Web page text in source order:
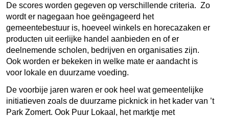
De scores worden gegeven op verschillende criteria. Zo
wordt er nagegaan hoe geëngageerd het
gemeentebestuur is, hoeveel winkels en horecazaken er
producten uit eerlijke handel aanbieden en of er
deelnemende scholen, bedrijven en organisaties zijn.
Ook worden er bekeken in welke mate er aandacht is
voor lokale en duurzame voeding.
De voorbije jaren waren er ook heel wat gemeentelijke
initiatieven zoals de duurzame picknick in het kader van ’t
Park Zomert. Ook Puur Lokaal, het marktje met